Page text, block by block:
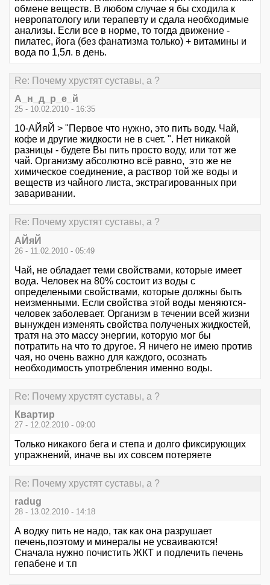
обмене веществ. В любом случае я бы сходила к
невропатологу или терапевту и сдала необходимые
анализы. Если все в норме, то тогда движение -
пилатес, йога (без фанатизма только) + витамины и
вода по 1,5л. в день.
Re: Почему хрустят суставы, а ?
А_н_д_р_е_й
25 - 10.02.2010 - 16:35
10-АЙяЙ > "Первое что нужно, это пить воду. Чай,
кофе и другие жидкости не в счет. ". Нет никакой
разницы - будете Вы пить просто воду, или тот же
чай. Организму абсолютно всё равно, это же не
химическое соединение, а раствор той же воды и
веществ из чайного листа, экстрагированных при
заваривании.
Re: Почему хрустят суставы, а ?
АЙяЙ
26 - 11.02.2010 - 05:49
Чай, не обладает теми свойствами, которые имеет
вода. Человек на 80% состоит из воды с
определеными свойствами, которые должны быть
неизменными. Если свойства этой воды меняются-
человек заболевает. Организм в течении всей жизни
вынужден изменять свойства полученых жидкостей,
тратя на это массу энергии, которую мог бы
потратить на что то другое. Я ничего не имею против
чая, но очень важно для каждого, осознать
необходимость употребления именно воды.
Re: Почему хрустят суставы, а ?
Квартир
27 - 12.02.2010 - 09:00
Только никакого бега и степа и долго фиксирующих
упражнений, иначе вы их совсем потеряете
Re: Почему хрустят суставы, а ?
radug
28 - 13.02.2010 - 14:18
А водку пить не надо, так как она разрушает
печень,поэтому и минералы не усваиваются!
Сначала нужно почистить ЖКТ и подлечить печень
гепабене и т.п